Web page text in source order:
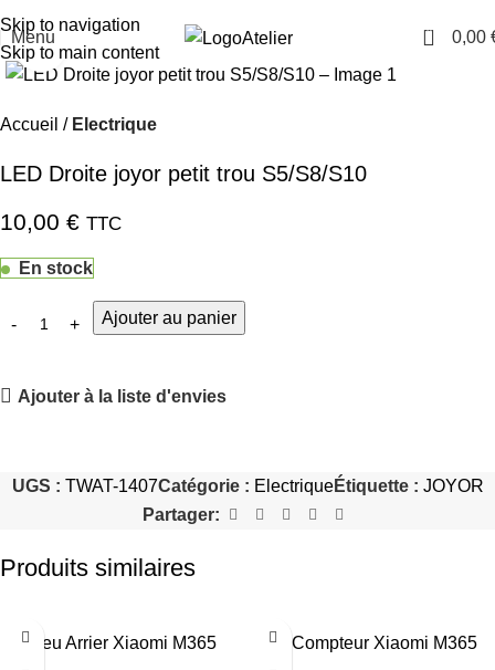
Skip to navigation
Skip to main content
Menu Atelier 0 0,00
Cliquez pour agrandir
Accueil Electrique
LED Droite joyor petit trou S5/S8/S10
10,00 € TTC
En stock
Ajouter au panier
Ajouter à la liste d'envies
UGS : TWAT-1407Catégorie : ElectriqueÉtiquette : JOYOR
Partager:
Produits similaires
Feu Arrier Xiaomi M365 Kit Compteur Xiaomi M365